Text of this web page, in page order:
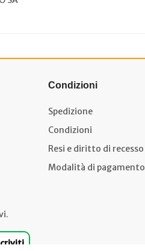
Condizioni
Spedizione
Condizioni
Resi e diritto di recesso
Modalità di pagamento